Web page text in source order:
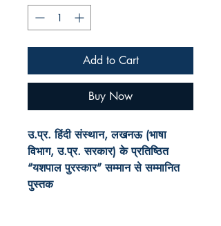
Add to Cart
Buy Now
उ.प्र. हिंदी संस्थान, लखनऊ (भाषा
विभाग, उ.प्र. सरकार) के प्रतिष्ठित
“यशपाल पुरस्कार” सम्मान से सम्मानित
पुस्तक